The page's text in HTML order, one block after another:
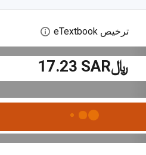
ترخيص eTextbook افتح
﷼‎17.23 SAR